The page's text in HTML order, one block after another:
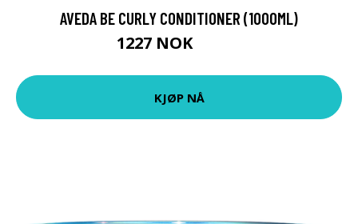
AVEDA BE CURLY CONDITIONER (1000ML)
1227 NOK
KJØP NÅ